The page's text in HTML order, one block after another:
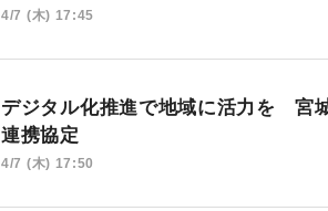
4/7 (木) 17:45
デジタル化推進で地域に活力を 宮
連携協定
4/7 (木) 17:50